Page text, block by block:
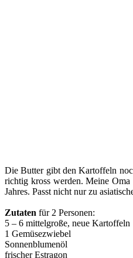
Die Butter gibt den Kartoffeln
richtig kross werden. Meine
Jahres. Passt nicht nur zu
Zutaten für 2 Personen:
5 – 6 mittelgroße, neue Kartoffeln
1 Gemüsezwiebel
Sonnenblumenöl
frischer Estragon